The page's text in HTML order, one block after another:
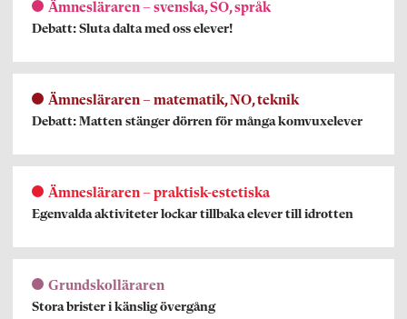
Ämnesläraren – svenska, SO, språk
Debatt: Sluta dalta med oss elever!
Ämnesläraren – matematik, NO, teknik
Debatt: Matten stänger dörren för många komvuxelever
Ämnesläraren – praktisk-estetiska
Egenvalda aktiviteter lockar tillbaka elever till idrotten
Grundskolläraren
Stora brister i känslig övergång